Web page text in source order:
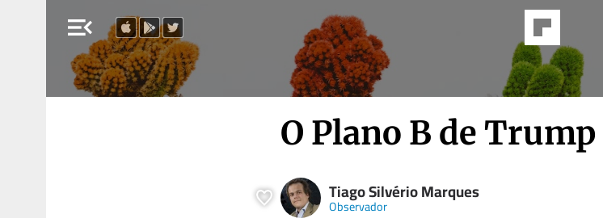
menu_open
O Plano B de
Tiago Silvério Marques
Observador